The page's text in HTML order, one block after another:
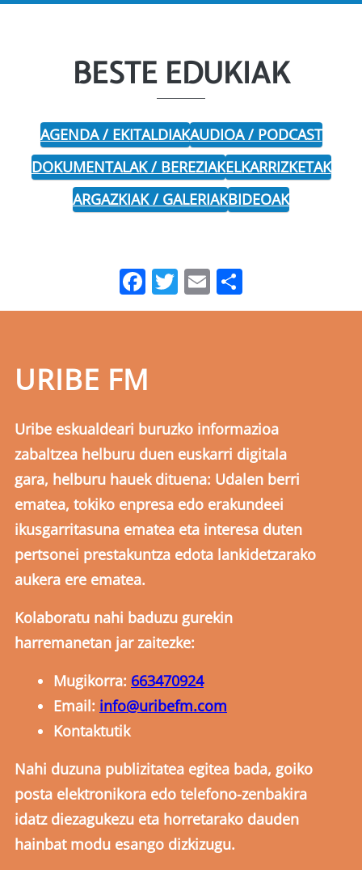
BESTE EDUKIAK
AGENDA / EKITALDIAKAUDIOA / PODCAST
DOKUMENTALAK / BEREZIAKELKARRIZKETAK
ARGAZKIAK / GALERIAKBIDEOAK
Facebook
Twitter
Email
URIBE FM
Uribe eskualdeari buruzko informazioa
zabaltzea helburu duen euskarri digitala
gara, helburu hauek dituena: Udalen berri
ematea, tokiko enpresa edo erakundeei
ikusgarritasuna ematea eta interesa duten
pertsonei prestakuntza edota lankidetzarako
aukera ere ematea.
Kolaboratu nahi baduzu gurekin
harremanetan jar zaitezke:
Mugikorra: 663470924
Email: info@uribefm.com
Kontaktutik
Nahi duzuna publizitatea egitea bada, goiko
posta elektronikora edo telefono-zenbakira
idatz diezagukezu eta horretarako dauden
hainbat modu esango dizkizugu.